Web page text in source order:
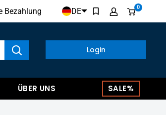
Bezahlung DE 0
Login
ÜBER UNS SALE%